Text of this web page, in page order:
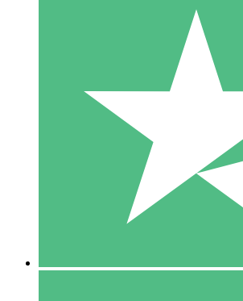
Pacotes de Créditos
Pague conforme o uso com créditos de
1000